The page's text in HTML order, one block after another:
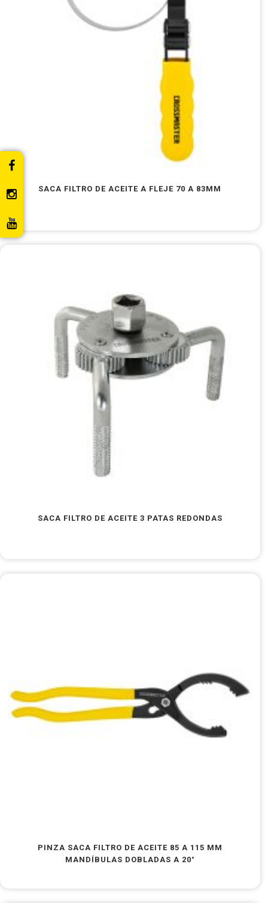
SACA FILTRO DE ACEITE A FLEJE 70 A 83MM
SACA FILTRO DE ACEITE 3 PATAS REDONDAS
PINZA SACA FILTRO DE ACEITE 85 A 115 MM
MANDÍBULAS DOBLADAS A 20°